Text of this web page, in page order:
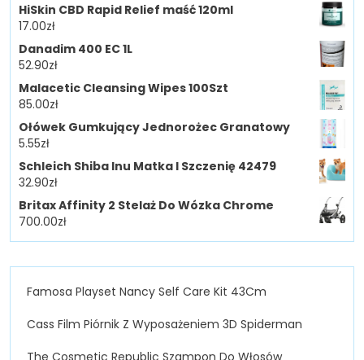
HiSkin CBD Rapid Relief maść 120ml
17.00zł
Danadim 400 EC 1L
52.90zł
Malacetic Cleansing Wipes 100Szt
85.00zł
Ołówek Gumkujący Jednorożec Granatowy
5.55zł
Schleich Shiba Inu Matka I Szczenię 42479
32.90zł
Britax Affinity 2 Stelaż Do Wózka Chrome
700.00zł
Famosa Playset Nancy Self Care Kit 43Cm
Cass Film Piórnik Z Wyposażeniem 3D Spiderman
The Cosmetic Republic Szampon Do Włosów